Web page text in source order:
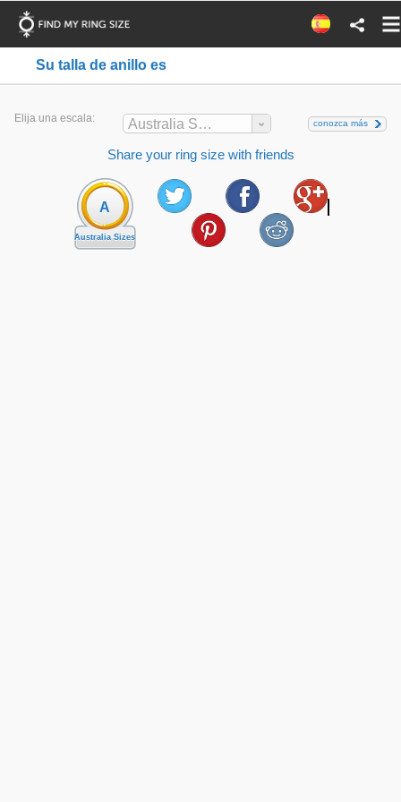
Su talla de anillo es
Elija una escala: Australia Sizes conozca más
Share your ring size with friends
A
Australia Sizes